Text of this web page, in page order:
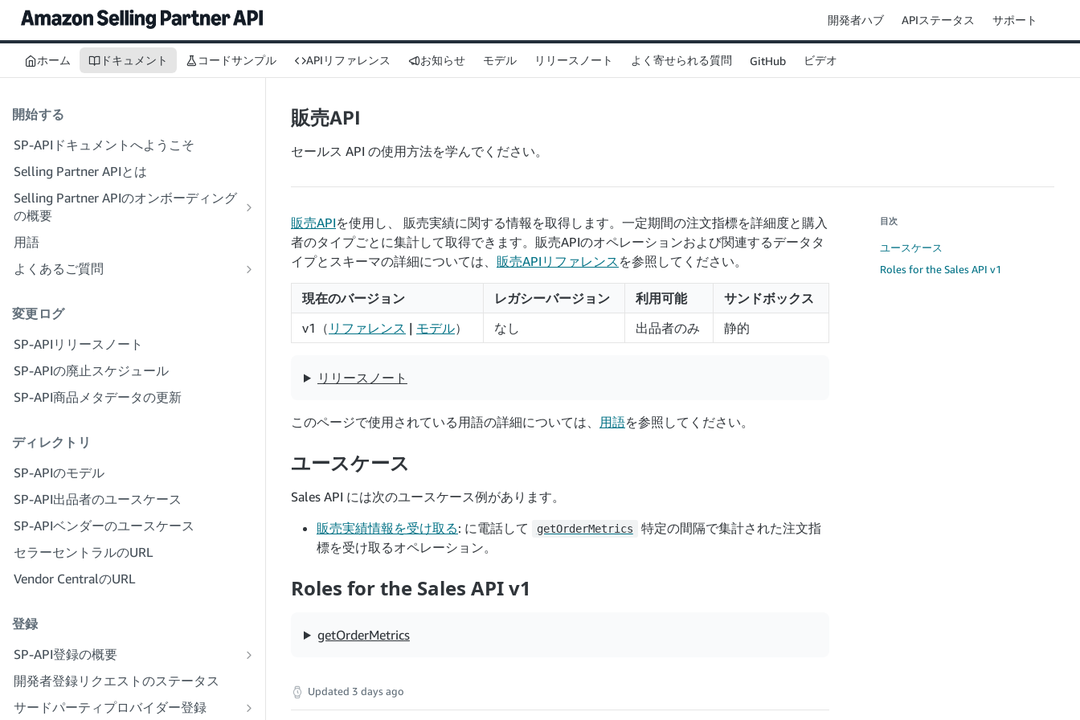
開発者ハブ APIステータス サポート
ホーム ドキュメント コードサンプル APIリファレンス お知らせ モデル リリースノート よく寄せられる質問 GitHub ビデオ
開始する
SP-APIドキュメントへようこそ
Selling Partner APIとは
Selling Partner APIのオンボーディング
の概要
開発者としてのオンボーディング
成する
ステップ4：サンドボックスアプリケ
ーションを登録する
初めて呼び出す
する
ステップ7：実稼働アプリケーション
を登録する
ステップ8：実稼働環境でSP-APIを呼
する
サービスプロバイダーとしてのオンボ
ーディング
登録と権限のワークフローを確認する
ステップ2：自社のソリューションプ
ロバイダーポータルアカウントを作成
する
ステップ3：本人確認を行う
ステップ4：自社のサービスプロフィ
ールを記入する
ステップ5：セラーセントラルのロー
ルを申請する
ステップ6：従業員をアカウントに招
用語
よくあるご質問
ソリューションプロバイダーポータルに
変更ログ
SP-APIリリースノート
SP-APIの廃止スケジュール
SP-API商品メタデータの更新
ディレクトリ
SP-APIのモデル
SP-API出品者のユースケース
SP-APIベンダーのユースケース
セラーセントラルのURL
Vendor CentralのURL
登録
SP-API登録の概要
パブリックSP-API開発者として登録する
プライベートSP-API開発者として登録す
開発者登録リクエストのステータス
サードパーティプロバイダー登録
販売API
セールス API の使用方法を学んでください。
販売APIを使用し、 販売実績に関する情報を取得します。一定期間の注文指標を詳細度と購入
者のタイプごとに集計して取得できます。販売APIのオペレーションおよび関連するデータタ
イプとスキーマの詳細については、 販売APIリファレンス を参照してください。
現在のバージョン レガシーバージョン 利用可能
サンドボックス
v1（ リファレンス | モデル） なし 出品者のみ 静的
リリースノート
このページで使用されている用語の詳細については、 用語を参照してください。
ユースケース
Sales API には次のユースケース例があります。
販売実績情報を受け取る: に電話して getOrderMetrics
特定の間隔で集計された注文指
標を受け取るオペレーション。
Roles for the Sales API v1
getOrderMetrics
Updated 3 days ago
目次
ユースケース
Roles for the Sales API v1